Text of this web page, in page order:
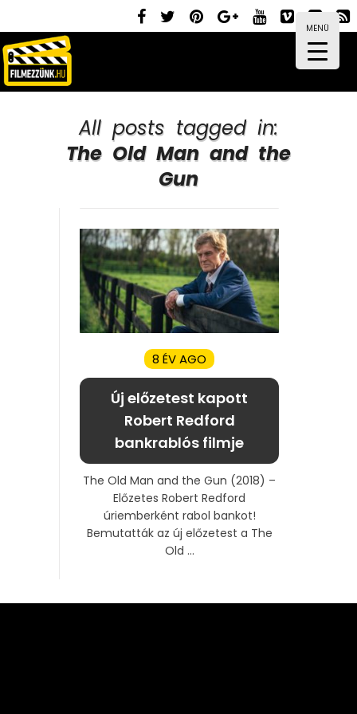
MENÜ
All posts tagged in:
The Old Man and the
Gun
8 ÉV AGO
Új előzetest kapott
Robert Redford
bankrablós filmje
The Old Man and the Gun (2018) –
Előzetes Robert Redford
úriemberként rabol bankot!
Bemutatták az új előzetest a The
Old ...